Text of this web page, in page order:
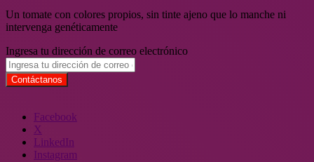
Un tomate con colores propios, sin tinte ajeno que lo manche ni
intervenga genéticamente
Ingresa tu dirección de correo electrónico
Facebook
X
LinkedIn
Instagram